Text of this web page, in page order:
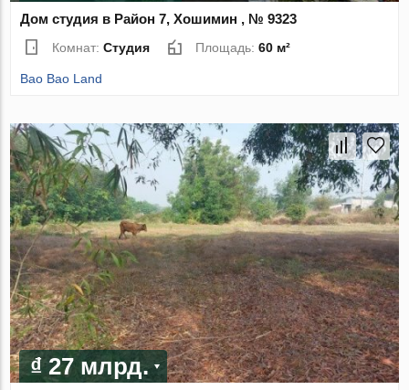
Дом студия в Район 7, Хошимин , № 9323
Комнат:Студия Площадь:60 м²
Bao Bao Land
₫ 27 млрд.